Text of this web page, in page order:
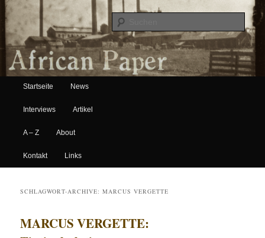
African Paper
Hauptmenü
Zum Inhalt wechseln
Zum sekundären Inhalt wechseln
Startseite News
Interviews Artikel
A – Z About
Kontakt Links
SCHLAGWORT-ARCHIVE:MARCUS VERGETTE
MARCUS VERGETTE: